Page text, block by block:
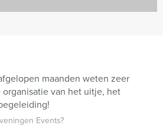
maanden weten zeer
van het uitje, het
Events?